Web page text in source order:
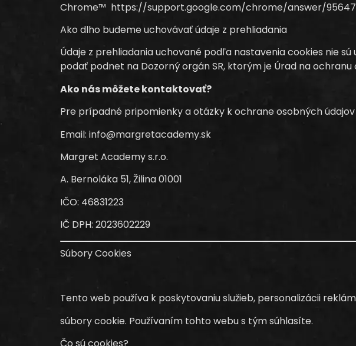
Chrome™ https://support.google.com/chrome/answer/
Ako dlho budeme uchovávať údaje z prehliadania
Údaje z prehliadania uchované podľa nastavenia cookies nie
podať podnet na Dozorný orgán SR, ktorým je Úrad na
Ako nás môžete kontaktovať?
Pre prípadné pripomienky a otázky k ochrane osobných
Email: info@margretacademy.sk
Margret Academy s.r.o.
A. Bernoláka 51, Žilina 01001
IČO: 46831223
IČ DPH: 2023602229
Súbory Cookies
Tento web používa k poskytovaniu služieb, personalizácii
súbory cookie. Používaním tohto webu s tým súhlasíte.